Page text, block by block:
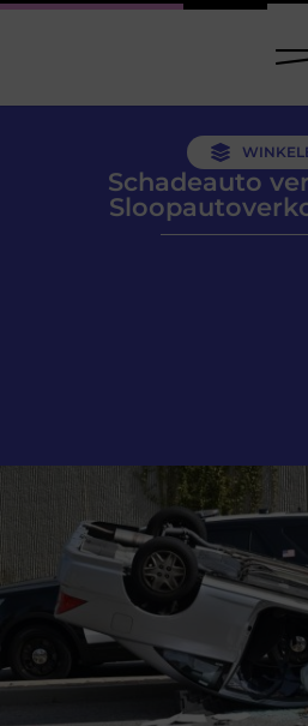
Schadeauto